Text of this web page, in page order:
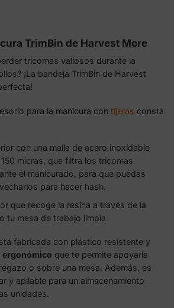
TrimBin de Harvest More
tricomas valiosos durante la
¡La bandeja TrimBin de Harvest
para la manicura con tijeras consta
con una malla de acero inoxidable
micras, que filtra los tricomas
el manicurado, para que puedas
para hacer hash.
que recoge la resina a través de la
tu mesa de trabajo limpia
fabricada con plástico resistente y
ergonómico que te permite apoyarla
o sobre una mesa. Además, es
y apilable para un almacenamiento
unidades.